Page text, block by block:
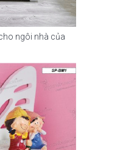
ngôi nhà của